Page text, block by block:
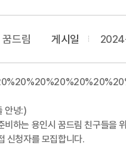
꿈드림 게시일
안녕:)
비하는 용인시 꿈드림 친구들을
신청자를 모집합니다.